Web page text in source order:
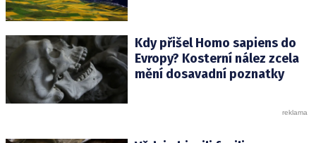
Kdy přišel Homo sapiens do
Evropy? Kosterní nález zcela
mění dosavadní poznatky